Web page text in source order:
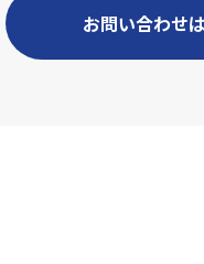
お問い合わせ